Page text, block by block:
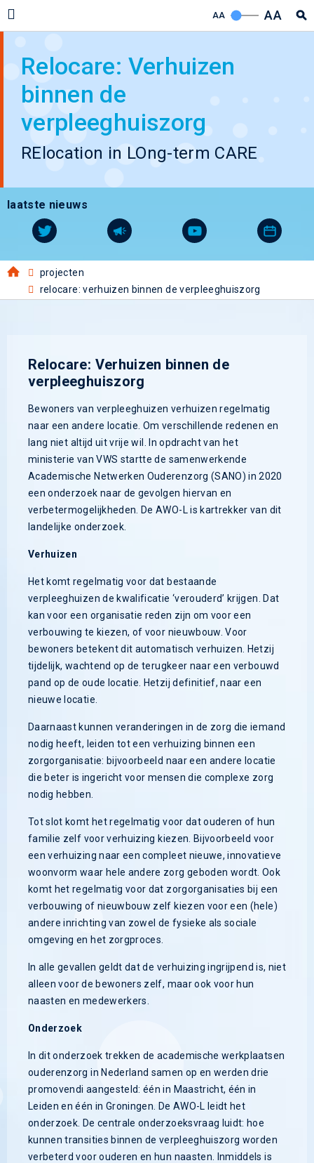
AA AA
Relocare: Verhuizen
binnen de
verpleeghuiszorg
RElocation in LOng-term CARE
laatste nieuws
projecten
relocare: verhuizen binnen de verpleeghuiszorg
Relocare: Verhuizen binnen de
verpleeghuiszorg
Bewoners van verpleeghuizen verhuizen regelmatig
naar een andere locatie. Om verschillende redenen en
lang niet altijd uit vrije wil. In opdracht van het
ministerie van VWS startte de samenwerkende
Academische Netwerken Ouderenzorg (SANO) in 2020
een onderzoek naar de gevolgen hiervan en
verbetermogelijkheden. De AWO-L is kartrekker van dit
landelijke onderzoek.
Verhuizen
Het komt regelmatig voor dat bestaande
verpleeghuizen de kwalificatie ‘verouderd’ krijgen. Dat
kan voor een organisatie reden zijn om voor een
verbouwing te kiezen, of voor nieuwbouw. Voor
bewoners betekent dit automatisch verhuizen. Hetzij
tijdelijk, wachtend op de terugkeer naar een verbouwd
pand op de oude locatie. Hetzij definitief, naar een
nieuwe locatie.
Daarnaast kunnen veranderingen in de zorg die iemand
nodig heeft, leiden tot een verhuizing binnen een
zorgorganisatie: bijvoorbeeld naar een andere locatie
die beter is ingericht voor mensen die complexe zorg
nodig hebben.
Tot slot komt het regelmatig voor dat ouderen of hun
familie zelf voor verhuizing kiezen. Bijvoorbeeld voor
een verhuizing naar een compleet nieuwe, innovatieve
woonvorm waar hele andere zorg geboden wordt. Ook
komt het regelmatig voor dat zorgorganisaties bij een
verbouwing of nieuwbouw zelf kiezen voor een (hele)
andere inrichting van zowel de fysieke als sociale
omgeving en het zorgproces.
In alle gevallen geldt dat de verhuizing ingrijpend is, niet
alleen voor de bewoners zelf, maar ook voor hun
naasten en medewerkers.
Onderzoek
In dit onderzoek trekken de academische werkplaatsen
ouderenzorg in Nederland samen op en werden drie
promovendi aangesteld: één in Maastricht, één in
Leiden en één in Groningen. De AWO-L leidt het
onderzoek. De centrale onderzoeksvraag luidt: hoe
kunnen transities binnen de verpleeghuiszorg worden
verbeterd voor ouderen en hun naasten. Inmiddels is